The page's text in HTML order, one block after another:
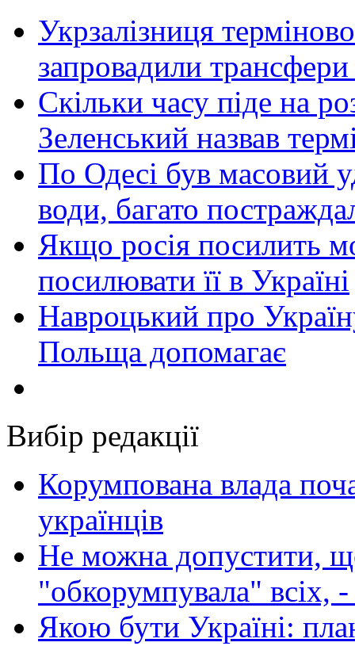
Укрзалізниця
запровадили
Скільки часу піде на
Зеленський назвав
По Одесі був масовий
води, багато
Якщо росія посилить
посилювати її в Україні
Навроцький про
Польща допомагає
Вибір редакції
Корумпована влада
українців
Не можна допустити,
"обкорумпувала" всіх,
Якою бути Україні: